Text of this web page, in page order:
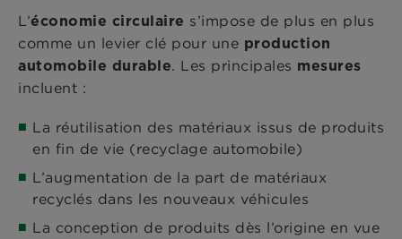
L’économie circulaire s’impose de plus en plus
comme un levier clé pour une production
automobile durable. Les principales mesures
incluent :
La réutilisation des matériaux issus de produits
en fin de vie (recyclage automobile)
L’augmentation de la part de matériaux
recyclés dans les nouveaux véhicules
La conception de produits dès l’origine en vue